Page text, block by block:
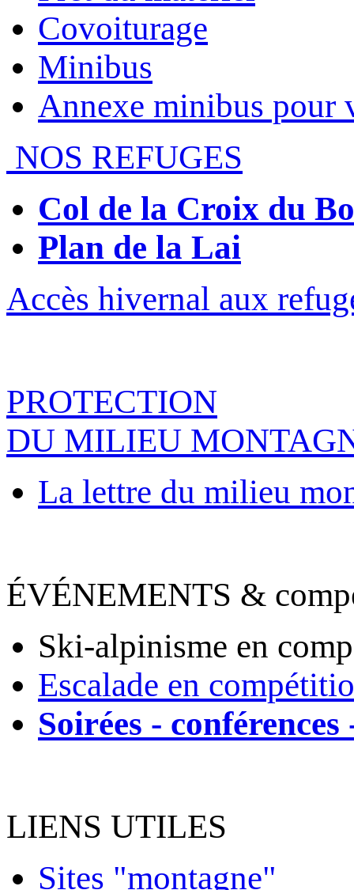
Covoiturage
Minibus
Annexe minibus pour
NOS REFUGES
Col de la Croix du
Plan de la Lai
Accès hivernal aux
PROTECTION
DU MILIEU
La lettre du milieu
ÉVÉNEMENTS &
Ski-alpinisme en
Escalade en
Soirées - conférences
LIENS UTILES
Sites "montagne"